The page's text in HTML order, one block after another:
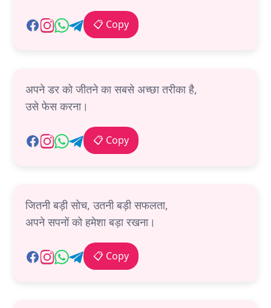
📋 Copy
अपने डर को जीतने का सबसे अच्छा तरीका है,
उसे फेस करना।
📋 Copy
जितनी बड़ी सोच, उतनी बड़ी सफलता,
अपने सपनों को हमेशा बड़ा रखना।
📋 Copy